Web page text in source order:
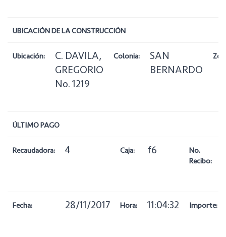
UBICACIÓN DE LA CONSTRUCCIÓN
Ubicación:
C. DAVILA,
GREGORIO
No. 1219
Colonia:
SAN
BERNARDO
ÚLTIMO PAGO
Recaudadora: 4 Caja: f6
No.
Recibo:
Fecha: 28/11/2017 Hora: 11:04:32 Importe: